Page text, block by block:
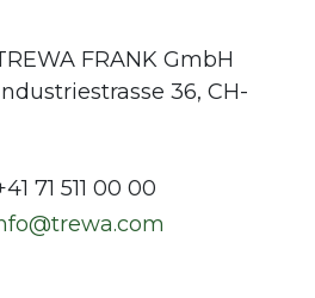
FRANK GmbH
36, CH-
71 511 00 00